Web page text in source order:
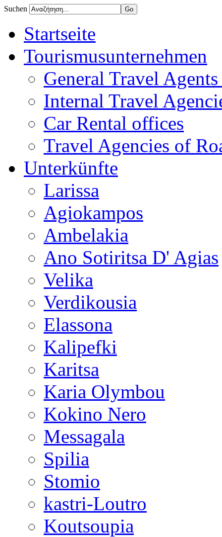
Suchen
Startseite
Tourismusunternehmen
General Travel
Internal Travel
Car Rental offices
Travel Agencies of
Unterkünfte
Larissa
Agiokampos
Ambelakia
Ano Sotiritsa D' Agias
Velika
Verdikousia
Elassona
Kalipefki
Karitsa
Karia Olymbou
Kokino Nero
Messagala
Spilia
Stomio
kastri-Loutro
Koutsoupia